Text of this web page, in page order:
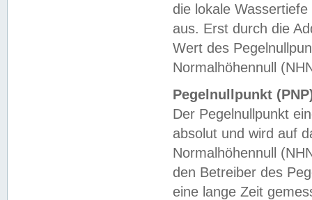
die lokale
aus. Erst durch die
Wert des
Normalhöhennull
Pegelnullpunkt
Der Pegelnullpunkt
absolut und wird auf
Normalhöhennull
den Betreiber des
eine lange Zeit